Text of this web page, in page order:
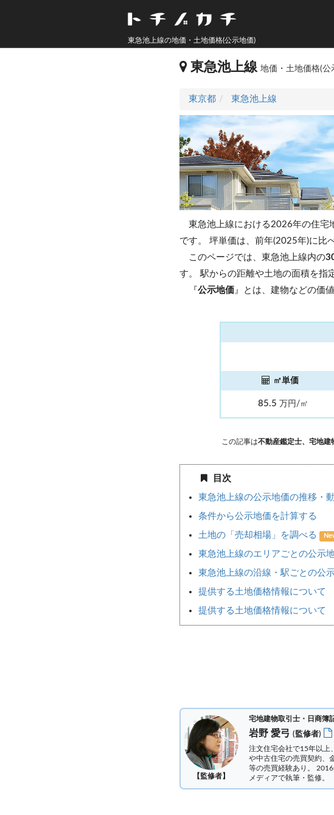
東急池上線の地価・土地価格(公示地価)
東急池上線地価・土地価格(公
東京都 東急池上線
東急池上線における2026年の住宅
です。坪単価は、前年(2025年)に比
このページでは、東急池上線内の
す。 駅からの距離や土地の面積を指
『公示地価 』とは、建物などの価
㎡単価
85.5万円/㎡
この記事は不動産鑑定士、宅地建
目次
東急池上線の公示地価の推移・
条件から公示地価を計算する
土地の「売却相場」を調べる
東急池上線のエリアごとの公示
東急池上線の沿線・駅ごとの公
提供する土地価格情報について
提供する土地価格情報について
【監修者】
宅地建物取引士・日商簿
岩野 愛弓(監修者)
注文住宅会社で15年以上
や中古住宅の売買契約、
等の売買経験あり。
メディアで執筆・監修。